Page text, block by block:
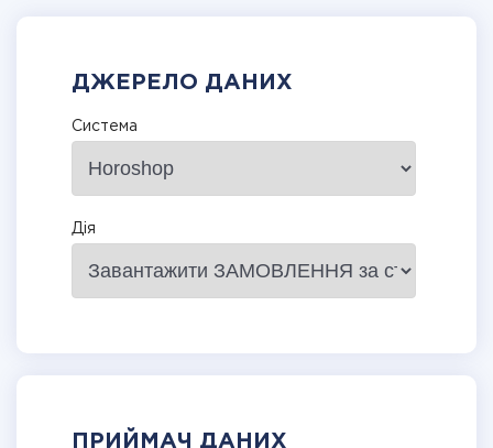
ДЖЕРЕЛО ДАНИХ
Система
Дія
ПРИЙМАЧ ДАНИХ